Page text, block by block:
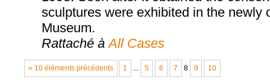
sculptures were exhibited in the
Museum.
Rattaché à All Cases
« 10 éléments précédents 1 5 6 7 8 9 10